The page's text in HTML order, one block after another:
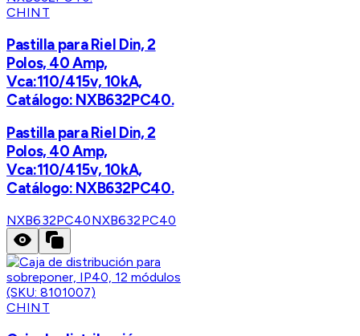
CHINT
Pastilla para Riel Din, 2
Polos, 40 Amp,
Vca:110/415v, 10kA,
Catálogo: NXB632PC40.
Pastilla para Riel Din, 2
Polos, 40 Amp,
Vca:110/415v, 10kA,
Catálogo: NXB632PC40.
NXB632PC40NXB632PC40
CHINT